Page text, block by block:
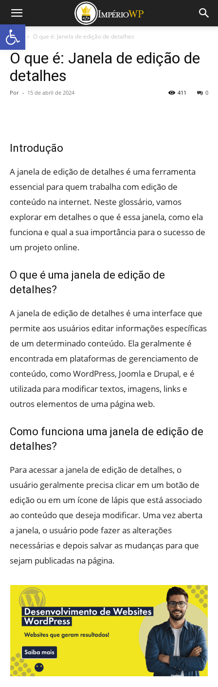
Início O que é: Janela de edição de detalhes
O que é: Janela de edição de
detalhes
Por - 15 de abril de 2024 0
411
Introdução
A janela de edição de detalhes é uma ferramenta
essencial para quem trabalha com edição de
conteúdo na internet. Neste glossário, vamos
explorar em detalhes o que é essa janela, como ela
funciona e qual a sua importância para o sucesso de
um projeto online.
O que é uma janela de edição de
detalhes?
A janela de edição de detalhes é uma interface que
permite aos usuários editar informações específicas
de um determinado conteúdo. Ela geralmente é
encontrada em plataformas de gerenciamento de
conteúdo, como WordPress, Joomla e Drupal, e é
utilizada para modificar textos, imagens, links e
outros elementos de uma página web.
Como funciona uma janela de edição de
detalhes?
Para acessar a janela de edição de detalhes, o
usuário geralmente precisa clicar em um botão de
edição ou em um ícone de lápis que está associado
ao conteúdo que deseja modificar. Uma vez aberta
a janela, o usuário pode fazer as alterações
necessárias e depois salvar as mudanças para que
sejam publicadas na página.
Abrir a barra de ferramentas